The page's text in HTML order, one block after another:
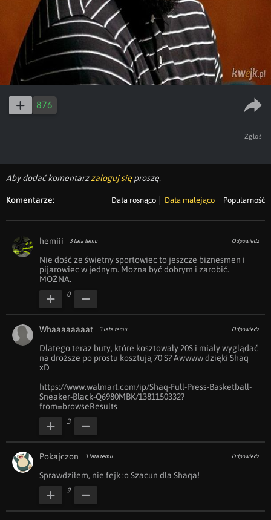
876
Zgłoś
Aby dodać komentarzzaloguj się proszę.
Komentarze: Data rosnąco Data malejąco Popularność
hemiii 3 lata temu Odpowiedz
Nie dość że świetny sportowiec to jeszcze biznesmen i
pijarowiec w jednym. Można być dobrym i zarobić.
MOŻNA.
0
Whaaaaaaaat 3 lata temu Odpowiedz
Dlatego teraz buty, które kosztowały 20$ i miały wyglądać
na droższe po prostu kosztują 70 $? Awwww dzięki Shaq
xD
https://www.walmart.com/ip/Shaq-Full-Press-Basketball-
Sneaker-Black-Q6980MBK/1381150332?
from=browseResults
3
Pokajczon 3 lata temu Odpowiedz
Sprawdziłem, nie fejk :o Szacun dla Shaqa!
9